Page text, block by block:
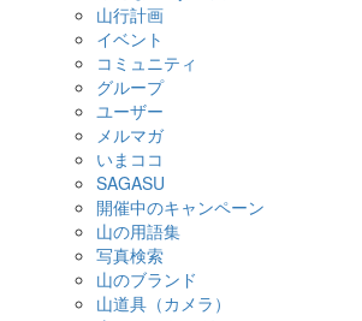
山行計画
イベント
コミュニティ
グループ
ユーザー
メルマガ
いまココ
SAGASU
開催中のキャンペーン
山の用語集
写真検索
山のブランド
山道具（カメラ）